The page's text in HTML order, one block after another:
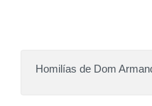
Homilías de Dom